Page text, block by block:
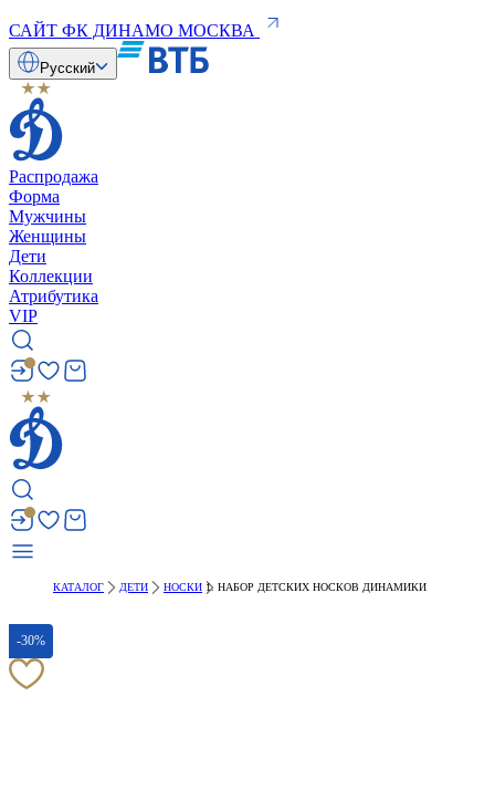
САЙТ ФК ДИНАМО МОСКВА
Русский
Распродажа
Форма
Мужчины
Женщины
Дети
Коллекции
Атрибутика
VIP
КАТАЛОГ ДЕТИ НОСКИ НАБОР ДЕТСКИХ НОСКОВ ДИНАМИКИ
-30%